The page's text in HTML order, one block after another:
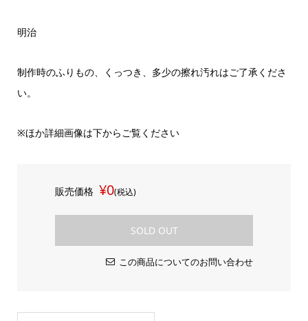
明治
制作時のふりもの、くっつき、多少の擦れ汚れはご了承くださ
い。
※ほか詳細画像は下からご覧ください
販売価格 ¥0(税込)
SOLD OUT
この商品についてのお問い合わせ